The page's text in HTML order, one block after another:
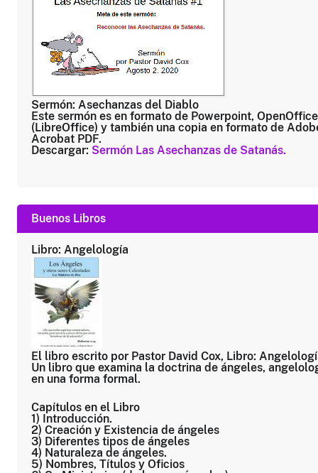
Sermón: Asechanzas del Diablo
Este sermón es en formato de Powerpoint, OpenOffice
(LibreOffice) y también una copia en formato de
Acrobat PDF.
Descargar: Sermón Las Asechanzas de Satanás.
Buenos Libros
Libro: Angelología
El libro escrito por Pastor David Cox, Libro:
Un libro que examina la doctrina de ángeles,
en una forma formal.
Capítulos en el Libro
1) Introducción.
2) Creación y Existencia de ángeles
3) Diferentes tipos de ángeles
4) Naturaleza de ángeles.
5) Nombres, Títulos y Oficios